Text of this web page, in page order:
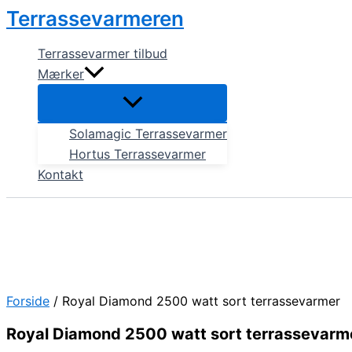
Gå
til
indholdet
Terrassevarmeren
Terrassevarmer tilbud
Mærker
Solamagic Terrassevarmer
Hortus Terrassevarmer
Kontakt
Forside / Royal Diamond 2500 watt sort terrassevarmer
Royal Diamond 2500 watt sort